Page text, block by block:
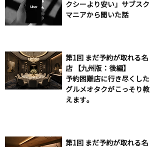
クシーより安い」サブスク
マニアから聞いた話
第1回 まだ予約が取れる名
店 【九州版：後編】
予約困難店に行き尽くした
グルメオタクがこっそり教
えます。
第1回 まだ予約が取れる名